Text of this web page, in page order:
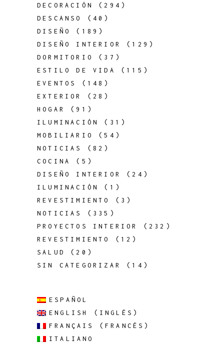
DECORACIÓN
(294)
DESCANSO
(40)
DISEÑO
(189)
DISEÑO INTERIOR
(129)
DORMITORIO
(37)
ESTILO DE VIDA
(115)
EVENTOS
(148)
EXTERIOR
(28)
HOGAR
(91)
ILUMINACIÓN
(31)
MOBILIARIO
(54)
NOTICIAS
(82)
COCINA
(5)
DISEÑO INTERIOR
(24)
ILUMINACIÓN
(1)
REVESTIMIENTO
(3)
NOTICIAS
(335)
PROYECTOS INTERIOR
(232)
REVESTIMIENTO
(12)
SALUD
(20)
SIN CATEGORIZAR
(14)
ESPAÑOL
ENGLISH
( INGLÉS )
FRANÇAIS
(FRANCÉS )
ITALIANO